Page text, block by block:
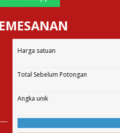
Harga satuan
Total Sebelum Potongan
Angka unik